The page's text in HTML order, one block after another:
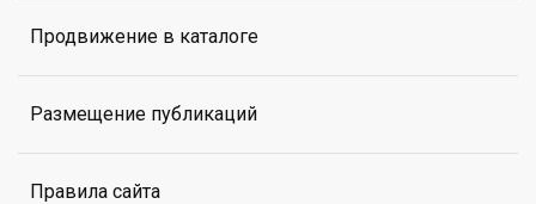
Продвижение в каталоге
Размещение публикаций
Правила сайта